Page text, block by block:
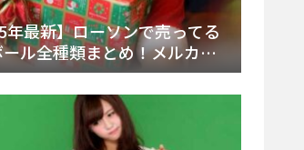
年最新】ローソンで売ってる
ル全種類まとめ！メルカリ
パック対応サイズと価格を